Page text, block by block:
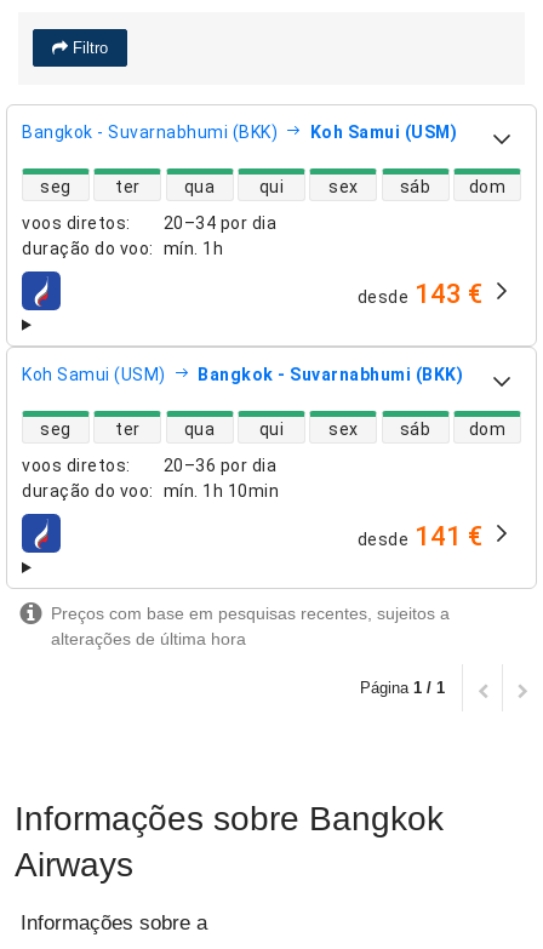
Filtro
Bangkok - Suvarnabhumi (BKK) Koh Samui (USM)
voos diretos:
20–34 por dia
duração do voo: mín. 1h
disponibilidade de voos diretos
seg ter qua qui sex sáb dom
companhias aéreas desde 143 €
Koh Samui (USM) Bangkok - Suvarnabhumi (BKK)
voos diretos:
20–36 por dia
duração do voo: mín. 1h 10min
disponibilidade de voos diretos
seg ter qua qui sex sáb dom
companhias aéreas desde 141 €
Preços com base em pesquisas recentes, sujeitos a
alterações de última hora
Página 1 / 1
Informações sobre Bangkok
Airways
Informações sobre a